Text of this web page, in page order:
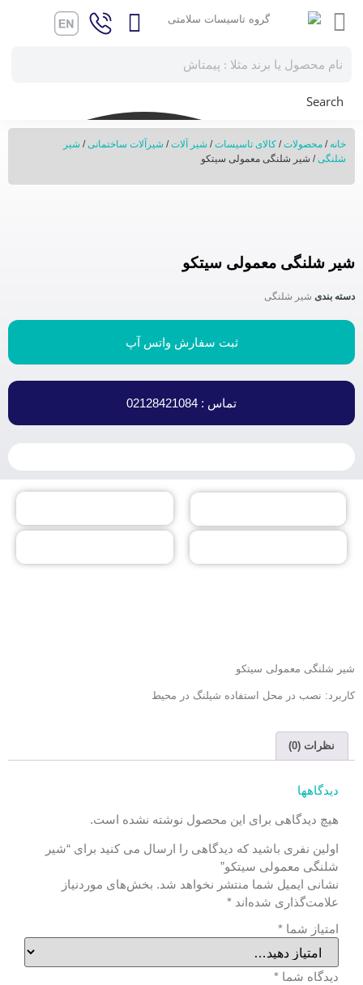
Search
خانه / محصولات/ کالای تاسیسات/ شیر آلات/ شیرآلات ساختمانی/ شیر
شلنگی/ شیر شلنگی معمولی سیتکو
شیر شلنگی معمولی سیتکو
دسته بندی شیر شلنگی
ثبت سفارش واتس آپ
تماس : 02128421084
شیر شلنگی معمولی سیتکو
کاربرد: نصب در محل استفاده شیلنگ در محیط
نظرات (0)
دیدگاهها
هیچ دیدگاهی برای این محصول نوشته نشده است.
اولین نفری باشید که دیدگاهی را ارسال می کنید برای “شیر
شلنگی معمولی سیتکو”
نشانی ایمیل شما منتشر نخواهد شد. بخش‌های موردنیاز
علامت‌گذاری شده‌اند *
امتیاز شما *
دیدگاه شما *